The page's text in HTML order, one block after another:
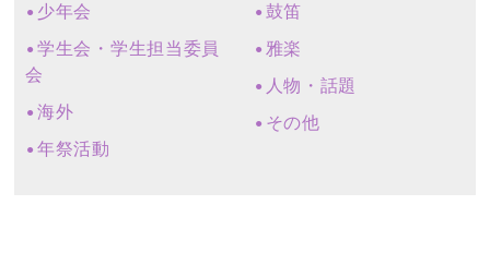
少年会
学生会・学生担当委員
会
海外
年祭活動
鼓笛
雅楽
人物・話題
その他